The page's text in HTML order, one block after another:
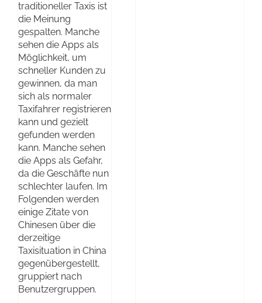
traditioneller Taxis ist
die Meinung
gespalten. Manche
sehen die Apps als
Möglichkeit, um
schneller Kunden zu
gewinnen, da man
sich als normaler
Taxifahrer registrieren
kann und gezielt
gefunden werden
kann. Manche sehen
die Apps als Gefahr,
da die Geschäfte nun
schlechter laufen. Im
Folgenden werden
einige Zitate von
Chinesen über die
derzeitige
Taxisituation in China
gegenübergestellt,
gruppiert nach
Benutzergruppen.